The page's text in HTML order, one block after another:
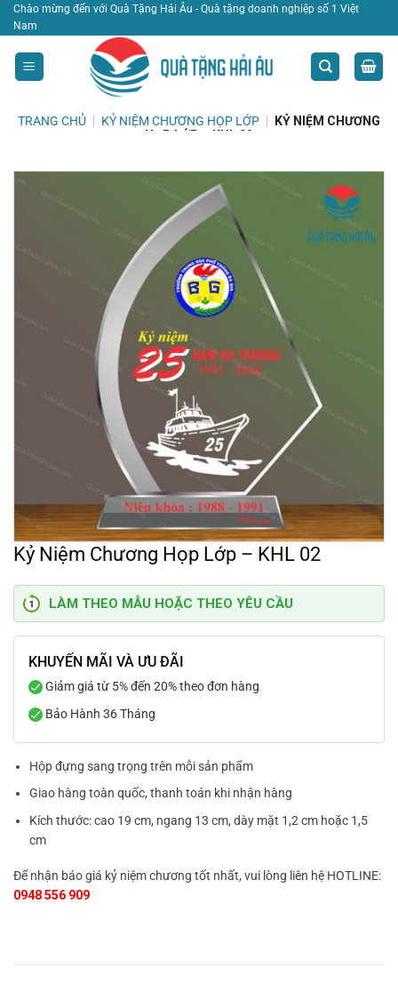
Bỏ
qua
nội
dung
Chào mừng đến với Quà Tặng Hải Âu - Quà tặng doanh nghiệp số 1 Việt
Nam
TRANG CHỦ KỶ NIỆM CHƯƠNG HỌP LỚP
KỶ NIỆM CHƯƠNG
HỌP LỚP – KHL 02
Kỷ Niệm Chương Họp Lớp – KHL 02
LÀM THEO MẪU HOẶC THEO YÊU CẦU
KHUYẾN MÃI VÀ ƯU ĐÃI
Giảm giá từ 5% đến 20% theo đơn hàng
Bảo Hành 36 Tháng
Hộp đựng sang trọng trên mỗi sản phẩm
Giao hàng toàn quốc, thanh toán khi nhận hàng
Kích thước: cao 19 cm, ngang 13 cm, dày mặt 1,2 cm hoặc 1,5
cm
Để nhận báo giá kỷ niệm chương tốt nhất, vui lòng liên hệ HOTLINE:
0948 556 909